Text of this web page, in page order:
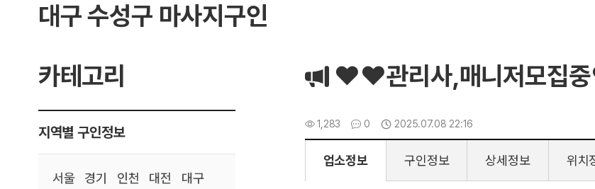
대구 수성구 마사지구인
카테고리
지역별 구인정보
서울 경기 인천 대전
대구
❤️❤️관리사,매니저모
1,283조회 0댓글 2025.07.08 22:16
업데이트일
업소정보 구인정보 상세정보 위치